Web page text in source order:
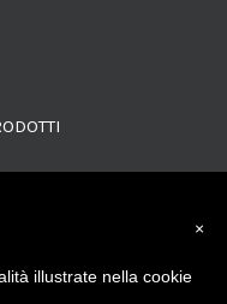
×
illustrate nella cookie